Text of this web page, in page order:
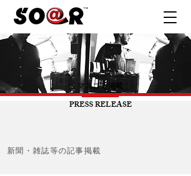
新聞・雑誌等の記事掲載
マスコミ掲載
PRESS RELEASE